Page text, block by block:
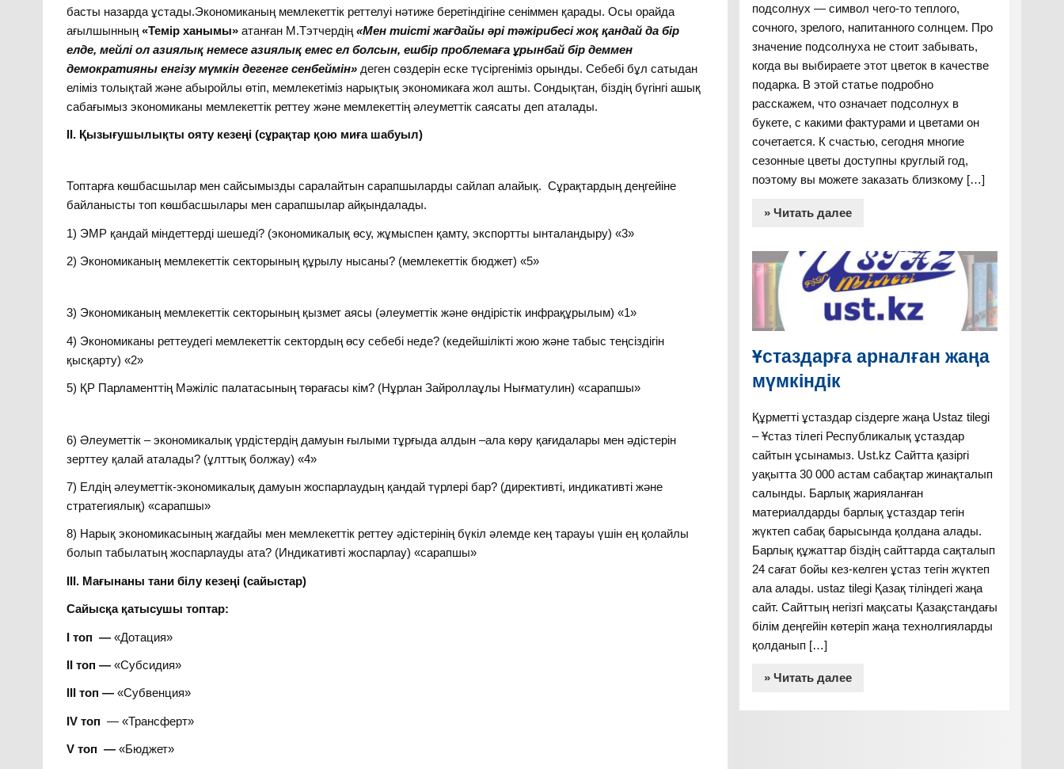
басты назарда ұстады.Экономиканың мемлекеттік реттелуі нәтиже беретіндігіне сеніммен қарады. Осы орайда
ағылшынның«Темір ханымы» атанған М.Тэтчердің«Мен тиісті жағдайы әрі тәжірибесі жоқ қандай да бір
елде, мейлі ол азиялық немесе азиялық емес ел болсын, ешбір проблемаға ұрынбай бір деммен
демократияны енгізу мүмкін дегенге сенбеймін» деген сөздерін еске түсіргеніміз орынды. Себебі бұл сатыдан
еліміз толықтай және абыройлы өтіп, мемлекетіміз нарықтық экономикаға жол ашты. Сондықтан, біздің бүгінгі ашық
сабағымыз экономиканы мемлекеттік реттеу және мемлекеттің әлеуметтік саясаты деп аталады.
ІІ. Қызығушылықты ояту кезеңі (сұрақтар қою миға шабуыл)
Топтарға көшбасшылар мен сайсымызды саралайтын сарапшыларды сайлап алайық. Сұрақтардың деңгейіне
байланысты топ көшбасшылары мен сарапшылар айқындалады.
1) ЭМР қандай міндеттерді шешеді? (экономикалық өсу, жұмыспен қамту, экспортты ынталандыру) «3»
2) Экономиканың мемлекеттік секторының құрылу нысаны? (мемлекеттік бюджет) «5»
3) Экономиканың мемлекеттік секторының қызмет аясы (әлеуметтік және өндірістік инфрақұрылым) «1»
4) Экономиканы реттеудегі мемлекеттік сектордың өсу себебі неде? (кедейшілікті жою және табыс теңсіздігін
қысқарту) «2»
5) ҚР Парламенттің Мәжіліс палатасының төрағасы кім? (Нұрлан Зайроллаұлы Нығматулин) «сарапшы»
6) Әлеуметтік – экономикалық үрдістердің дамуын ғылыми тұрғыда алдын –ала көру қағидалары мен әдістерін
зерттеу қалай аталады? (ұлттық болжау) «4»
7) Елдің әлеуметтік-экономикалық дамуын жоспарлаудың қандай түрлері бар? (директивті, индикативті және
стратегиялық) «сарапшы»
8) Нарық экономикасының жағдайы мен мемлекеттік реттеу әдістерінің бүкіл әлемде кең тарауы үшін ең қолайлы
болып табылатың жоспарлауды ата? (Индикативті жоспарлау) «сарапшы»
ІІІ. Мағынаны тани білу кезеңі (сайыстар)
Сайысқа қатысушы топтар:
І топ —«Дотация»
ІІ топ —«Субсидия»
ІІІ топ —«Субвенция»
IVтоп— «Трансферт»
Vтоп — «Бюджет»
подсолнух — символ чего-то теплого,
сочного, зрелого, напитанного солнцем. Про
значение подсолнуха не стоит забывать,
когда вы выбираете этот цветок в качестве
подарка. В этой статье подробно
расскажем, что означает подсолнух в
букете, с какими фактурами и цветами он
сочетается. К счастью, сегодня многие
сезонные цветы доступны круглый год,
поэтому вы можете заказать близкому […]
» Читать далее
Ұстаздарға арналған жаңа
мүмкіндік
Құрметті ұстаздар сіздерге жаңа Ustaz tilegi
– Ұстаз тілегі Республикалық ұстаздар
сайтын ұсынамыз. Ust.kz Сайтта қазіргі
уақытта 30 000 астам сабақтар жинақталып
салынды. Барлық жарияланған
материалдарды барлық ұстаздар тегін
жүктеп сабақ барысында қолдана алады.
Барлық құжаттар біздің сайттарда сақталып
24 сағат бойы кез-келген ұстаз тегін жүктеп
ала алады. ustaz tilegi Қазақ тіліндегі жаңа
сайт. Сайттың негізгі мақсаты Қазақстандағы
білім деңгейін көтеріп жаңа технолгияларды
қолданып […]
» Читать далее